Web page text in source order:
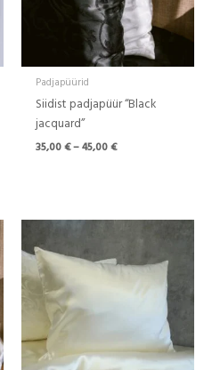
Padjapüürid
Siidist padjapüür “Black
jacquard”
35,00€–45,00€
Hinnavahemik:
35,00 €
45,00 €